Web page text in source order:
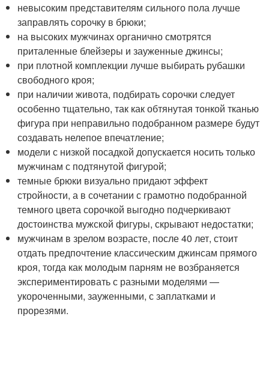
невысоким представителям сильного пола лучше
заправлять сорочку в брюки;
на высоких мужчинах органично смотрятся
приталенные блейзеры и зауженные джинсы;
при плотной комплекции лучше выбирать рубашки
свободного кроя;
при наличии живота, подбирать сорочки следует
особенно тщательно, так как обтянутая тонкой тканью
фигура при неправильно подобранном размере будут
создавать нелепое впечатление;
модели с низкой посадкой допускается носить только
мужчинам с подтянутой фигурой;
темные брюки визуально придают эффект
стройности, а в сочетании с грамотно подобранной
темного цвета сорочкой выгодно подчеркивают
достоинства мужской фигуры, скрывают недостатки;
мужчинам в зрелом возрасте, после 40 лет, стоит
отдать предпочтение классическим джинсам прямого
кроя, тогда как молодым парням не возбраняется
экспериментировать с разными моделями —
укороченными, зауженными, с заплатками и
прорезями.